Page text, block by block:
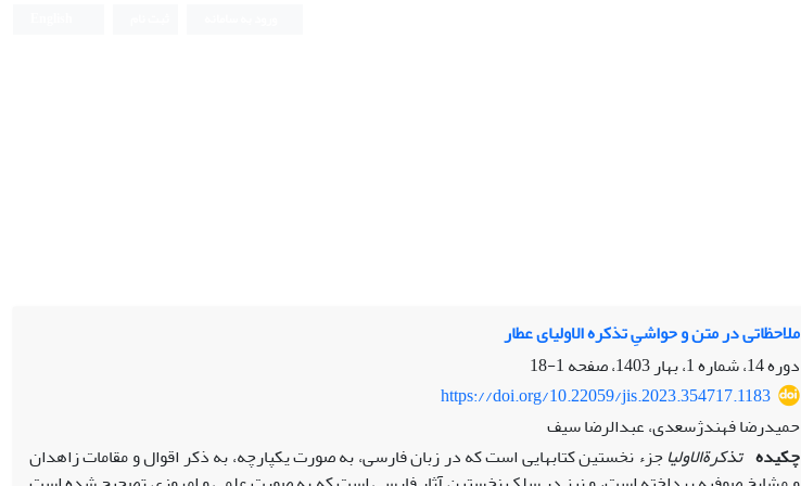
ملاحظاتی در متن و حواشیِ تذکره الاولیای عطار
دوره 14، شماره 1، بهار 1403، صفحه
1-18
https://doi.org/10.22059/jis.2023.354717.1183
حمیدرضا فهندژسعدی، عبدالرضا سیف
چکیده تذکرة‏الاولیاجزء نخستین کتاب‏هایی است که در زبان فارسی، به صورت یکپارچه، به ذکر اقوال و مقامات زاهدان